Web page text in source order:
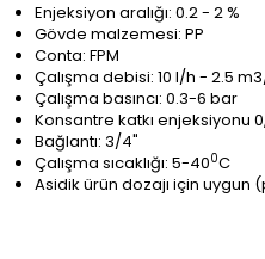
Enjeksiyon aralığı: 0.2 - 2 %
Gövde malzemesi: PP
Conta: FPM
Çalışma debisi: 10 l/h - 2.5
Çalışma basıncı: 0.3-6 bar
Konsantre katkı enjeksiyonu
Bağlantı: 3/4"
Çalışma sıcaklığı: 5-400C
Asidik ürün dozajı için uygun